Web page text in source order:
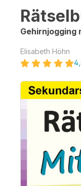
Gehirnjogging
Elisabeth Höhn
Bildergalerie